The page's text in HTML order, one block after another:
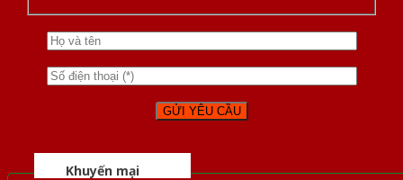
Khuyến mại